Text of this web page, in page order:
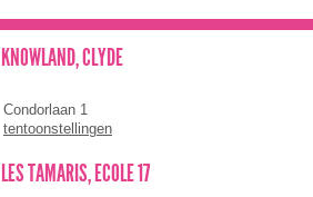
KNOWLAND, CLYDE
Condorlaan 1
tentoonstellingen
LES TAMARIS, ECOLE 17